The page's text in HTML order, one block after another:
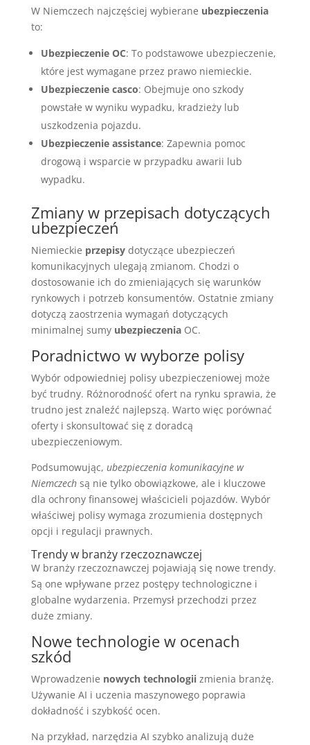
W Niemczech najczęściej wybierane ubezpieczenia
to:
Ubezpieczenie OC: To podstawowe ubezpieczenie,
które jest wymagane przez prawo niemieckie.
Ubezpieczenie casco: Obejmuje ono szkody
powstałe w wyniku wypadku, kradzieży lub
uszkodzenia pojazdu.
Ubezpieczenie assistance: Zapewnia pomoc
drogową i wsparcie w przypadku awarii lub
wypadku.
Zmiany w przepisach dotyczących
ubezpieczeń
Niemieckie przepisydotyczące ubezpieczeń
komunikacyjnych ulegają zmianom. Chodzi o
dostosowanie ich do zmieniających się warunków
rynkowych i potrzeb konsumentów. Ostatnie zmiany
dotyczą zaostrzenia wymagań dotyczących
minimalnej sumy ubezpieczeniaOC.
Poradnictwo w wyborze polisy
Wybór odpowiedniej polisy ubezpieczeniowej może
być trudny. Różnorodność ofert na rynku sprawia, że
trudno jest znaleźć najlepszą. Warto więc porównać
oferty i skonsultować się z doradcą
ubezpieczeniowym.
Podsumowując, ubezpieczenia komunikacyjne w
Niemczechsą nie tylko obowiązkowe, ale i kluczowe
dla ochrony finansowej właścicieli pojazdów. Wybór
właściwej polisy wymaga zrozumienia dostępnych
opcji i regulacji prawnych.
Trendy w branży rzeczoznawczej
W branży rzeczoznawczej pojawiają się nowe trendy.
Są one wpływane przez postępy technologiczne i
globalne wydarzenia. Przemysł przechodzi przez
duże zmiany.
Nowe technologie w ocenach
szkód
Wprowadzenie nowych technologiizmienia branżę.
Używanie AI i uczenia maszynowego poprawia
dokładność i szybkość ocen.
Na przykład, narzędzia AI szybko analizują duże